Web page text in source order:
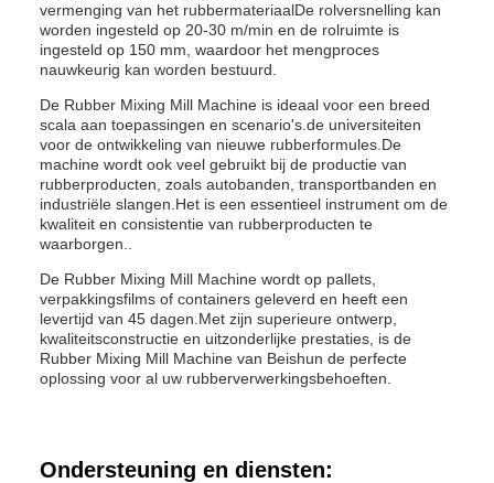
vermenging van het rubbermateriaalDe rolversnelling kan
worden ingesteld op 20-30 m/min en de rolruimte is
ingesteld op 150 mm, waardoor het mengproces
nauwkeurig kan worden bestuurd.
De Rubber Mixing Mill Machine is ideaal voor een breed
scala aan toepassingen en scenario's.de universiteiten
voor de ontwikkeling van nieuwe rubberformules.De
machine wordt ook veel gebruikt bij de productie van
rubberproducten, zoals autobanden, transportbanden en
industriële slangen.Het is een essentieel instrument om de
kwaliteit en consistentie van rubberproducten te
waarborgen..
De Rubber Mixing Mill Machine wordt op pallets,
verpakkingsfilms of containers geleverd en heeft een
levertijd van 45 dagen.Met zijn superieure ontwerp,
kwaliteitsconstructie en uitzonderlijke prestaties, is de
Rubber Mixing Mill Machine van Beishun de perfecte
oplossing voor al uw rubberverwerkingsbehoeften.
Ondersteuning en diensten: